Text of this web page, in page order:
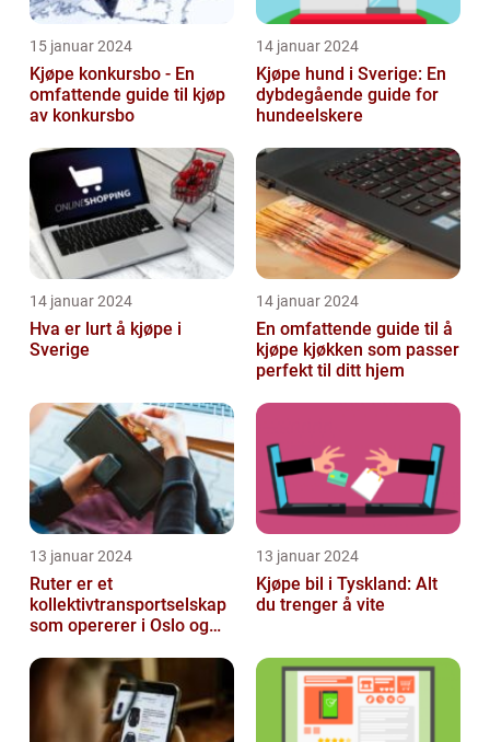
15 januar 2024
Kjøpe konkursbo - En
omfattende guide til kjøp
av konkursbo
14 januar 2024
Kjøpe hund i Sverige: En
dybdegående guide for
hundeelskere
14 januar 2024
Hva er lurt å kjøpe i
Sverige
14 januar 2024
En omfattende guide til å
kjøpe kjøkken som passer
perfekt til ditt hjem
13 januar 2024
Ruter er et
kollektivtransportselskap
som opererer i Oslo og
13 januar 2024
Kjøpe bil i Tyskland: Alt
du trenger å vite